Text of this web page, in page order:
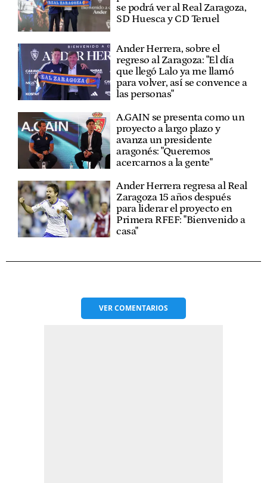
se podrá ver al Real Zaragoza,
SD Huesca y CD Teruel
Ander Herrera, sobre el
regreso al Zaragoza: "El día
que llegó Lalo ya me llamó
para volver, así se convence a
las personas"
A.GAIN se presenta como un
proyecto a largo plazo y
avanza un presidente
aragonés: "Queremos
acercarnos a la gente"
Ander Herrera regresa al Real
Zaragoza 15 años después
para liderar el proyecto en
Primera RFEF: "Bienvenido a
casa"
VERCOMENTARIOS